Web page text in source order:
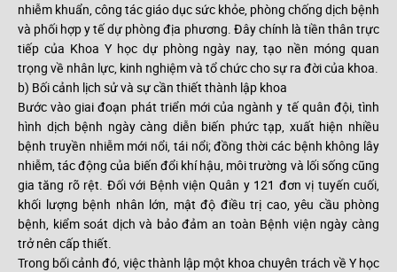
nhiễm khuẩn, công tác giáo dục sức khỏe, phòng chống dịch bệnh
và phối hợp y tế dự phòng địa phương. Đây chính là tiền thân trực
tiếp của Khoa Y học dự phòng ngày nay, tạo nền móng quan
trọng về nhân lực, kinh nghiệm và tổ chức cho sự ra đời của khoa.
b) Bối cảnh lịch sử và sự cần thiết thành lập khoa
Bước vào giai đoạn phát triển mới của ngành y tế quân đội, tình
hình dịch bệnh ngày càng diễn biến phức tạp, xuất hiện nhiều
bệnh truyền nhiễm mới nổi, tái nổi; đồng thời các bệnh không lây
nhiễm, tác động của biến đổi khí hậu, môi trường và lối sống cũng
gia tăng rõ rệt. Đối với Bệnh viện Quân y 121 đơn vị tuyến cuối,
khối lượng bệnh nhân lớn, mật độ điều trị cao, yêu cầu phòng
bệnh, kiểm soát dịch và bảo đảm an toàn Bệnh viện ngày càng
trở nên cấp thiết.
Trong bối cảnh đó, việc thành lập một khoa chuyên trách về Y học